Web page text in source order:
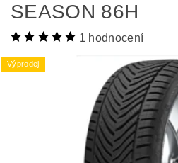
SEASON 86H
1 hodnocení
Výprodej